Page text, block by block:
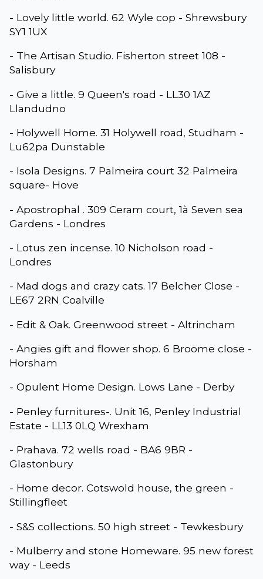
- Lovely little world. 62 Wyle cop - Shrewsbury
SY1 1UX
- The Artisan Studio. Fisherton street 108 -
Salisbury
- Give a little. 9 Queen's road - LL30 1AZ
Llandudno
- Holywell Home. 31 Holywell road, Studham -
Lu62pa Dunstable
- Isola Designs. 7 Palmeira court 32 Palmeira
square- Hove
- Apostrophal . 309 Ceram court, 1à Seven sea
Gardens - Londres
- Lotus zen incense. 10 Nicholson road -
Londres
- Mad dogs and crazy cats. 17 Belcher Close -
LE67 2RN Coalville
- Edit & Oak. Greenwood street - Altrincham
- Angies gift and flower shop. 6 Broome close -
Horsham
- Opulent Home Design. Lows Lane - Derby
- Penley furnitures-. Unit 16, Penley Industrial
Estate - LL13 0LQ Wrexham
- Prahava. 72 wells road - BA6 9BR -
Glastonbury
- Home decor. Cotswold house, the green -
Stillingfleet
- S&S collections. 50 high street - Tewkesbury
- Mulberry and stone Homeware. 95 new forest
way - Leeds